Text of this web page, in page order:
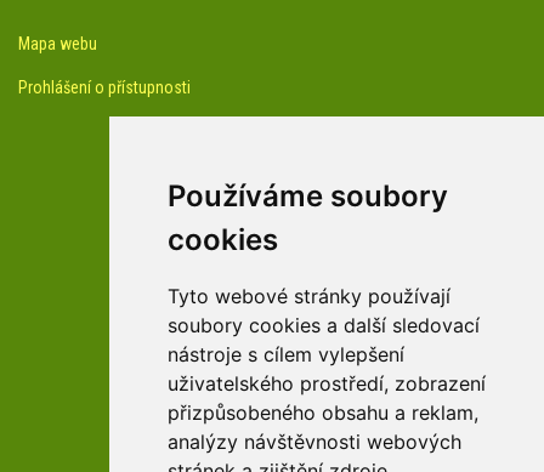
Používáme soubory
cookies
Tyto webové stránky používají
soubory cookies a další sledovací
nástroje s cílem vylepšení
uživatelského prostředí, zobrazení
přizpůsobeného obsahu a reklam,
analýzy návštěvnosti webových
Mapa webu
Prohlášení o přístupnosti
Youtube kanál arboreta